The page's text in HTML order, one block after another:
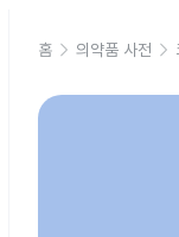
홈 의약품 사전